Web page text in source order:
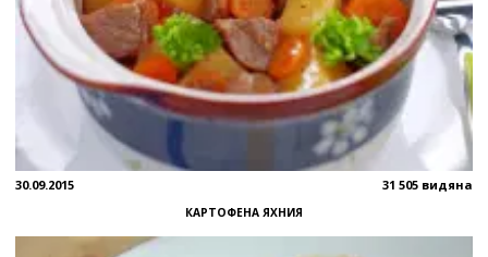
30.09.2015 31 505 видяна
КАРТОФЕНА ЯХНИЯ